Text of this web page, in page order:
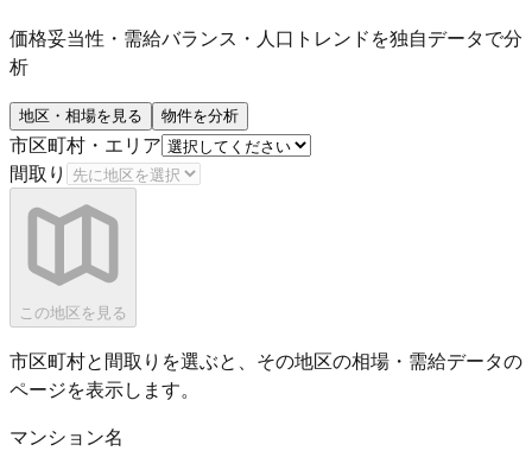
価格妥当性・需給バランス・人口トレンドを独自データで分
析
地区・相場を見る 物件を分析
市区町村・エリア
間取り
この地区を見る
市区町村と間取りを選ぶと、その地区の相場・需給データの
ページを表示します。
マンション名